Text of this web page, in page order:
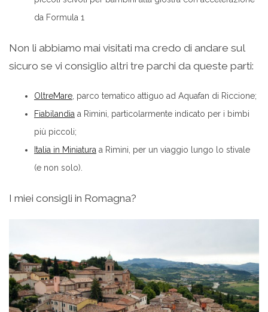
da Formula 1
Non li abbiamo mai visitati ma credo di andare sul
sicuro se vi consiglio altri tre parchi da queste parti:
OltreMare , parco tematico attiguo ad Aquafan di Riccione;
Fiabilandia a Rimini, particolarmente indicato per i bimbi
più piccoli;
Italia in Miniatura a Rimini, per un viaggio lungo lo stivale
(e non solo).
I miei consigli in Romagna?